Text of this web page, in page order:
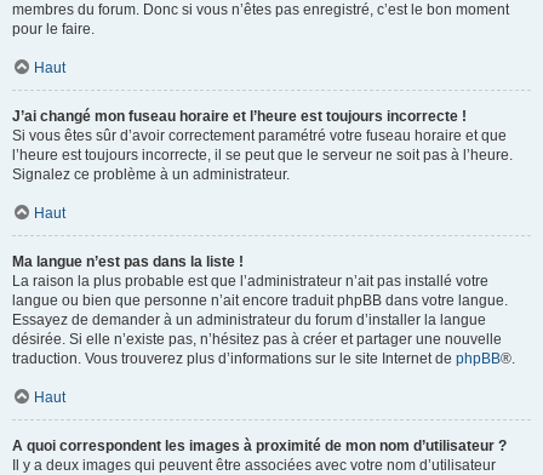
membres du forum. Donc si vous n’êtes pas enregistré, c’est le bon moment
pour le faire.
Haut
J’ai changé mon fuseau horaire et l’heure est toujours incorrecte !
Si vous êtes sûr d’avoir correctement paramétré votre fuseau horaire et que
l’heure est toujours incorrecte, il se peut que le serveur ne soit pas à l’heure.
Signalez ce problème à un administrateur.
Haut
Ma langue n’est pas dans la liste !
La raison la plus probable est que l’administrateur n’ait pas installé votre
langue ou bien que personne n’ait encore traduit phpBB dans votre langue.
Essayez de demander à un administrateur du forum d’installer la langue
désirée. Si elle n’existe pas, n’hésitez pas à créer et partager une nouvelle
traduction. Vous trouverez plus d’informations sur le site Internet de phpBB®.
Haut
A quoi correspondent les images à proximité de mon nom d’utilisateur ?
Il y a deux images qui peuvent être associées avec votre nom d’utilisateur